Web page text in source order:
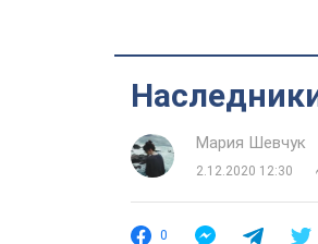
Мария Шевчук
2.12.2020 12:30
0